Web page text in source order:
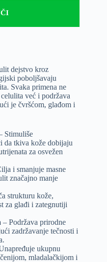
dejstvo kroz
poboljšavaju
Svaka primena ne
već i podržava
je čvršćom, glađom i
Stimuliše
da tkiva kože dobijaju
za osvežen
i smanjuje masne
značajno manje
strukturu kože,
za glađi i zategnutiji
– Podržava prirodne
zadržavanje tečnosti i
ukupnu
mladalačkijom i